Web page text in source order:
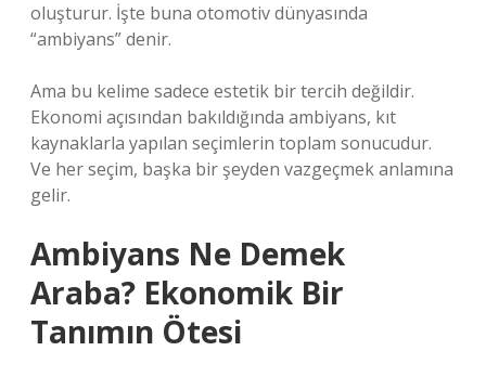
oluşturur. İşte buna otomotiv dünyasında
“ambiyans” denir.
Ama bu kelime sadece estetik bir tercih değildir.
Ekonomi açısından bakıldığında ambiyans, kıt
kaynaklarla yapılan seçimlerin toplam sonucudur.
Ve her seçim, başka bir şeyden vazgeçmek anlamına
gelir.
Ambiyans Ne Demek
Araba? Ekonomik Bir
Tanımın Ötesi